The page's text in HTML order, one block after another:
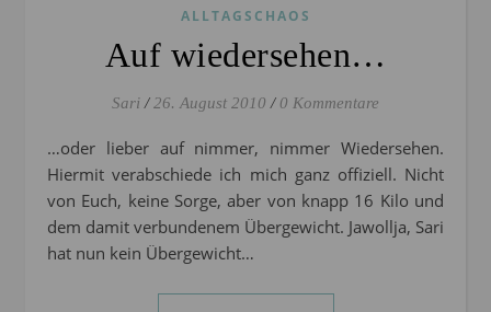
ALLTAGSCHAOS
Auf wiedersehen…
Sari / 26. August 2010 / 0 Kommentare
…oder lieber auf nimmer, nimmer Wiedersehen.
Hiermit verabschiede ich mich ganz offiziell. Nicht
von Euch, keine Sorge, aber von knapp 16 Kilo und
dem damit verbundenem Übergewicht. Jawollja, Sari
hat nun kein Übergewicht…